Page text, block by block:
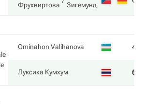
Фрухвиртова
Зигемунд
Ominahon Valihanova 4
Луксика Кумхум 6